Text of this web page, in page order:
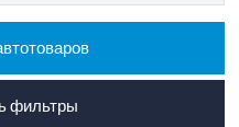
фильтры